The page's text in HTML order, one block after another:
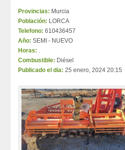
Provincias: Murcia
Población: LORCA
Telefono: 610436457
Año: SEMI - NUEVO
Horas: .
Combustible: Diésel
Publicado el dia: 25 enero, 2024 20:15